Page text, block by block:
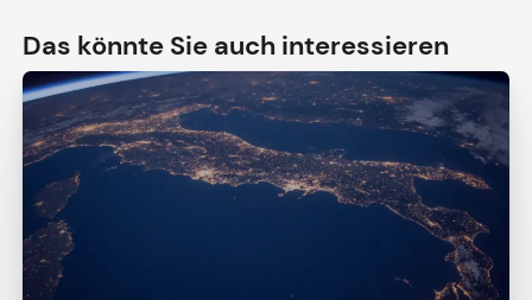
Das könnte Sie auch interessieren